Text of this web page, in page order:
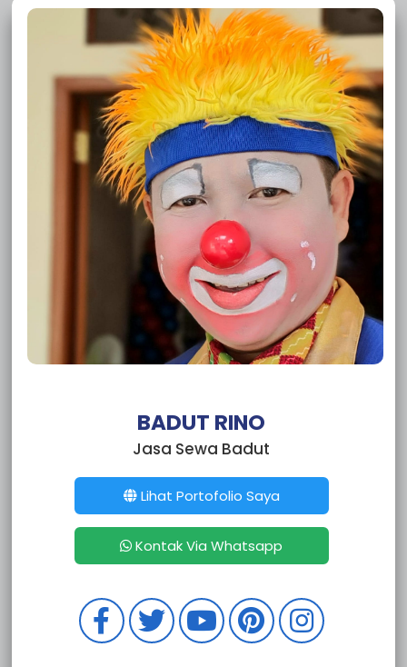
Sewa Badut Bojongmangu
Sewa Badut Babelan
Sewa Badut Kecamatan Tangerang
Sewa Badut Tangerang Pinang
Sewa Badut Tangerang Periuk
Sewa Badut Tangerang Neglasari
Sewa Badut Tangerang Larangan
Sewa Badut Tangerang Karawaci
Sewa Badut Tangerang Karang Tengah
Sewa Badut Tangerang Jatiuwung
Sewa Badut Tangerang Cipondoh
Sewa Badut Tangerang Ciledug
Sewa Badut Tangerang Cibodas
Sewa Badut Tangerang Benda
Sewa Badut Tangerang Batuceper
Sewa Badut Depok Tapos
Sewa Badut Depok Sukmajaya
Sewa Badut Depok Sawangan
Sewa Badut Depok Limo
Sewa Badut Depok Cipayung
Sewa Badut Depok Cinere
Sewa Badut Depok Cimanggis
Sewa badut Depok Cilodong
Sewa Badut Depok Bojongsari
Sewa Badut Depok Beji
Sewa Badut Bekasi Rawalumbu
Sewa Badut Bekasi Mustikajaya
Sewa Badut Bekasi Medan Satria
Sewa Badut Bekasi Jatisampurna
BADUT RINO
Jasa Sewa Badut
Lihat Portofolio Saya
Kontak Via Whatsapp